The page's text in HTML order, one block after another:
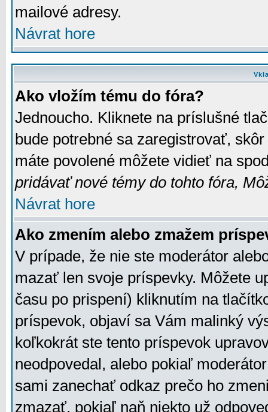
mailové adresy.
Návrat hore
Ako vložím tému do fóra?
Jednoucho. Kliknete na príslušné
bude potrebné sa zaregistrovať,
máte povolené môžete vidieť na
pridávať nové témy do tohto fóra,
Návrat hore
Ako zmením alebo zmažem
V prípade, že nie ste moderátor
mazať len svoje príspevky. Môžete
času po prispení) kliknutím na
príspevok, objaví sa Vám malinký
koľkokrát ste tento príspevok
neodpovedal, alebo pokiaľ
sami zanechať odkaz prečo ho
zmazať, pokiaľ naň niekto už